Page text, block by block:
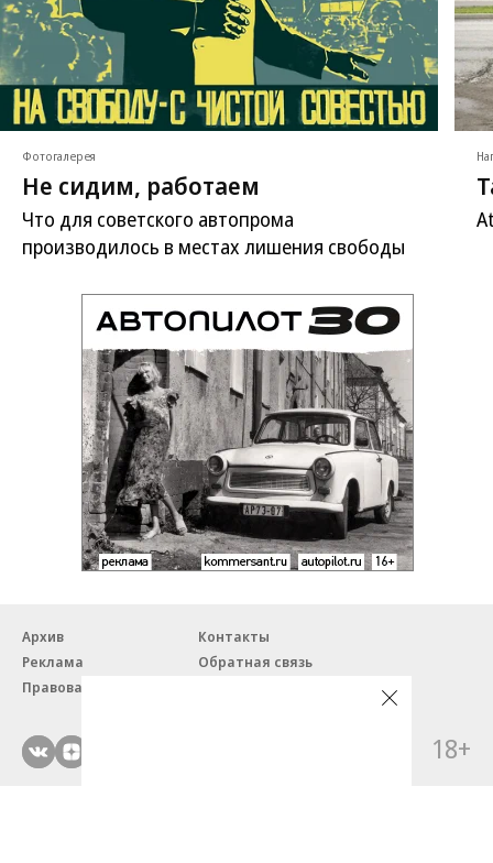
Фотогалерея
Не сидим, работаем
Что для советского автопрома
производилось в местах лишения свободы
Архив
Контакты
Реклама
Обратная связь
Правовая информация
18+